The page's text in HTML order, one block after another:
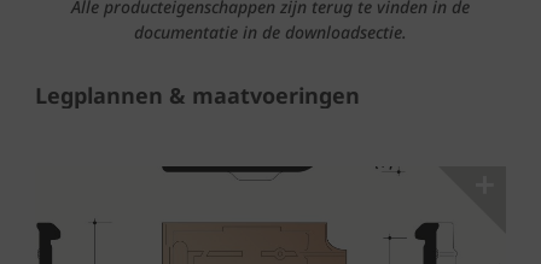
Alle producteigenschappen zijn terug te vinden in de
documentatie in de downloadsectie.
Legplannen & maatvoeringen